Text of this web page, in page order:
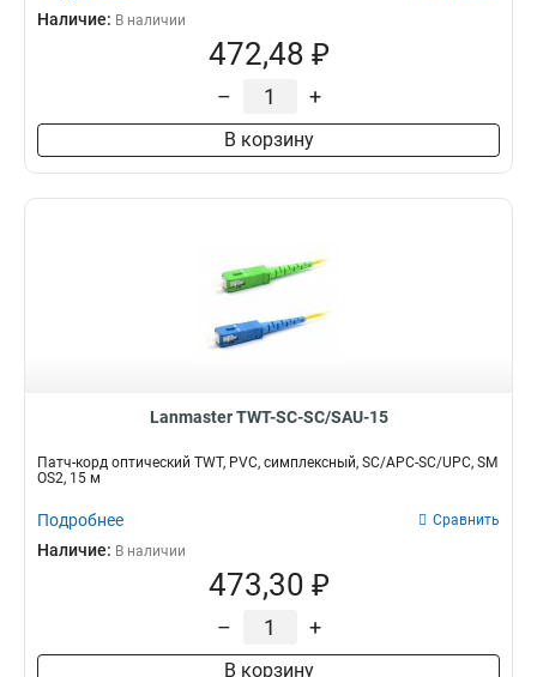
Наличие: В наличии
472,48 ₽
– +
В корзину
Lanmaster TWT-SC-SC/SAU-15
Патч-корд оптический TWT, PVC, симплексный, SC/APC-SC/UPC, SM
OS2, 15 м
Подробнее Сравнить
Наличие: В наличии
473,30 ₽
– +
В корзину